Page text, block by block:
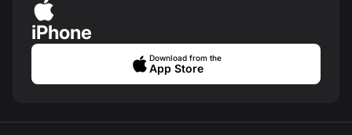
iPhone
Download from the
App Store